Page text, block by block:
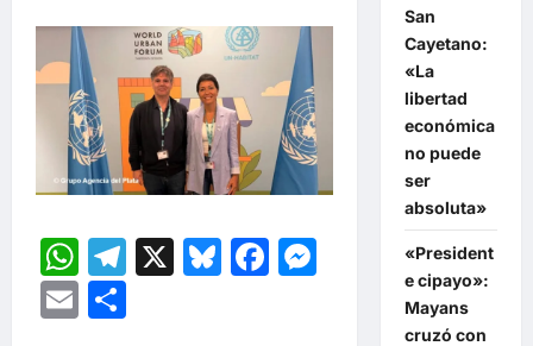
WhatsApp
Telegram
X Bluesky
Facebook
Messenger
Email
San
Cayetano:
«La
libertad
económica
no puede
ser
absoluta»
«President
e cipayo»:
Mayans
cruzó con